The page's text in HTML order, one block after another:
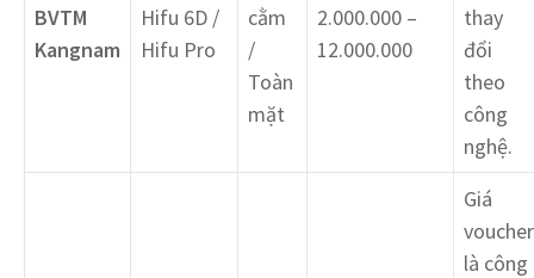
BVTM
Kangnam
Hifu 6D /
Hifu Pro
cằm
/
Toàn
mặt
2.000.000 –
12.000.000
thay
đổi
theo
công
nghệ.
Giá
voucher
là công